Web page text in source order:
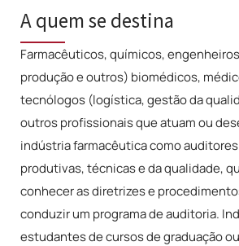
A quem se destina
Farmacêuticos, químicos,
produção e outros) biomédicos,
tecnólogos (logística, gestão da
outros profissionais que atuam ou
indústria farmacêutica como
produtivas, técnicas e da qualidade,
conhecer as diretrizes e
conduzir um programa de auditoria.
estudantes de cursos de graduação